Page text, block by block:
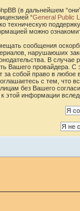
(в дальнейшем “они”,
“General Public
техническую
можно
сообщения
нарушаюших
В
Вашего провайдера.
за собой право в
с тем, что
без Вашего
этой информации